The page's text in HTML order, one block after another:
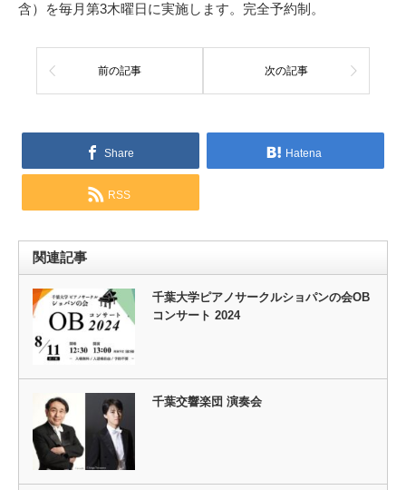
含）を毎月第3木曜日に実施します。完全予約制。
前の記事 次の記事
Share Hatena
RSS
関連記事
千葉大学ピアノサークルショパンの会OB
コンサート 2024
千葉交響楽団 演奏会